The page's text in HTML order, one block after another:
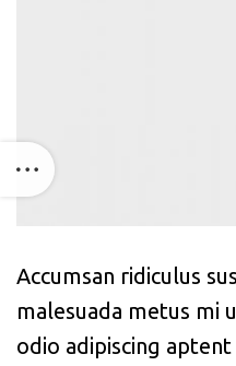
Accumsan ridiculus
malesuada metus mi
odio adipiscing aptent